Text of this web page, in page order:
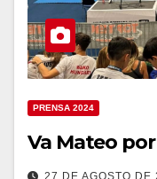
PRENSA 2024
Va Mateo